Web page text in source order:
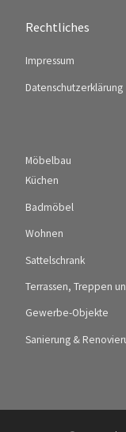
Rechtliches
Impressum
Datenschutzerklärung
Möbelbau
Küchen
Badmöbel
Wohnen
Sattelschrank
Terrassen, Treppen
Gewerbe-Objekte
Sanierung &